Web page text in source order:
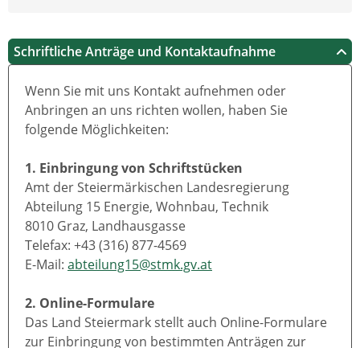
Schriftliche Anträge und Kontaktaufnahme
Wenn Sie mit uns Kontakt aufnehmen oder
Anbringen an uns richten wollen, haben Sie
folgende Möglichkeiten:
1. Einbringung von Schriftstücken
Amt der Steiermärkischen Landesregierung
Abteilung 15 Energie, Wohnbau, Technik
8010 Graz, Landhausgasse
Telefax: +43 (316) 877-4569
E-Mail: abteilung15@stmk.gv.at
2. Online-Formulare
Das Land Steiermark stellt auch Online-Formulare
zur Einbringung von bestimmten Anträgen zur